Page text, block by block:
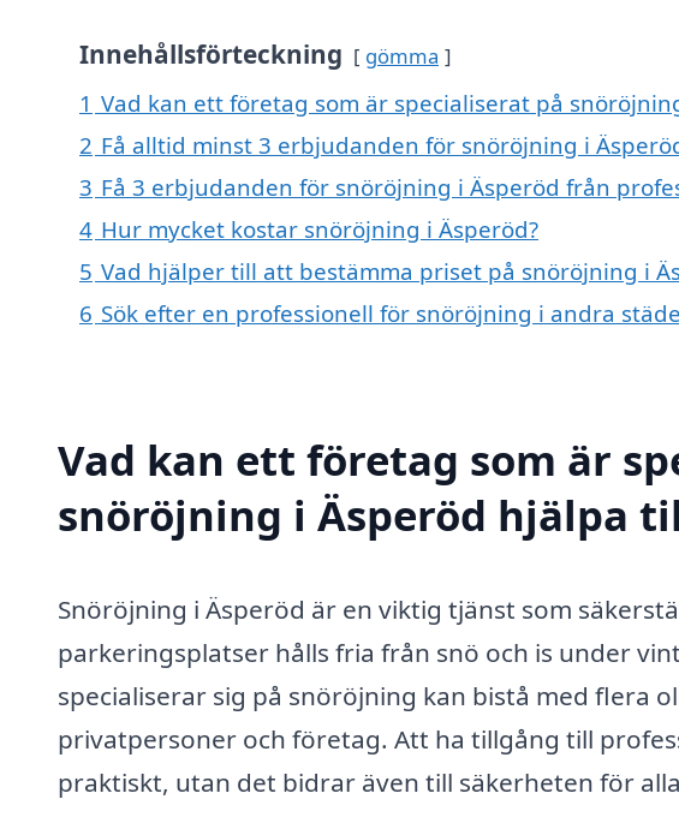
Innehållsförteckning gömma
1 Vad kan ett företag som är specialiserat på
2 Få alltid minst 3 erbjudanden för snöröjning i
3 Få 3 erbjudanden för snöröjning i Äsperöd från
4 Hur mycket kostar snöröjning i Äsperöd?
5 Vad hjälper till att bestämma priset på snöröjning i
6 Sök efter en professionell för snöröjning i andra
Vad kan ett företag som är
snöröjning i Äsperöd hjälpa
Snöröjning i Äsperöd är en viktig tjänst som
parkeringsplatser hålls fria från snö och is under
specialiserar sig på snöröjning kan bistå med flera
privatpersoner och företag. Att ha tillgång till
praktiskt, utan det bidrar även till säkerheten för